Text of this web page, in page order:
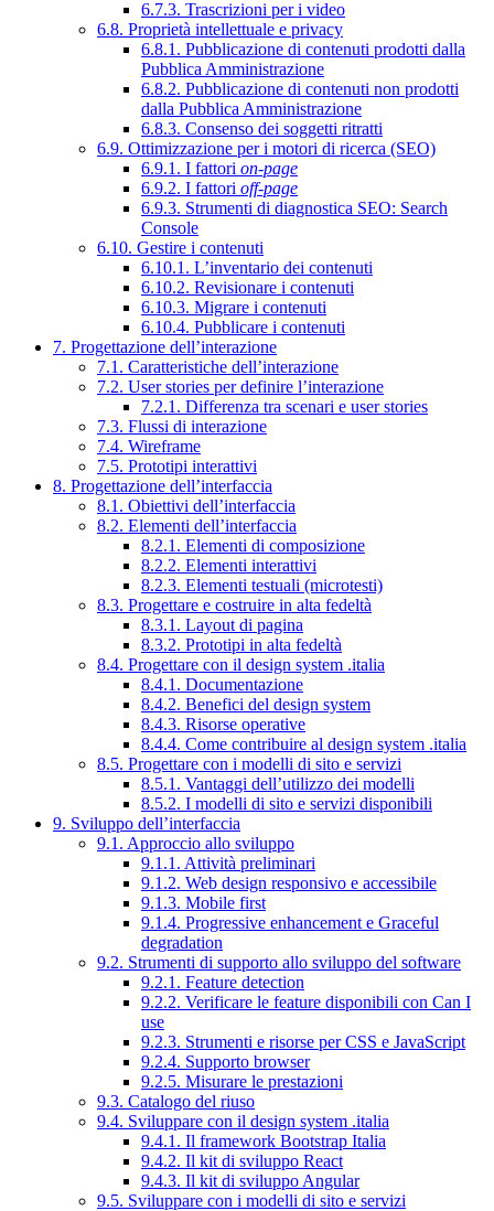
6.7.3. Trascrizioni per i video
6.8. Proprietà intellettuale e privacy
6.8.1. Pubblicazione di contenuti prodotti dalla
Pubblica Amministrazione
6.8.2. Pubblicazione di contenuti non prodotti
dalla Pubblica Amministrazione
6.8.3. Consenso dei soggetti ritratti
6.9. Ottimizzazione per i motori di ricerca (SEO)
6.9.1. I fattori on-page
6.9.2. I fattori off-page
6.9.3. Strumenti di diagnostica SEO: Search
Console
6.10. Gestire i contenuti
6.10.1. L’inventario dei contenuti
6.10.2. Revisionare i contenuti
6.10.3. Migrare i contenuti
6.10.4. Pubblicare i contenuti
7. Progettazione dell’interazione
7.1. Caratteristiche dell’interazione
7.2. User stories per definire l’interazione
7.2.1. Differenza tra scenari e user stories
7.3. Flussi di interazione
7.4. Wireframe
7.5. Prototipi interattivi
8. Progettazione dell’interfaccia
8.1. Obiettivi dell’interfaccia
8.2. Elementi dell’interfaccia
8.2.1. Elementi di composizione
8.2.2. Elementi interattivi
8.2.3. Elementi testuali (microtesti)
8.3. Progettare e costruire in alta fedeltà
8.3.1. Layout di pagina
8.3.2. Prototipi in alta fedeltà
8.4. Progettare con il design system .italia
8.4.1. Documentazione
8.4.2. Benefici del design system
8.4.3. Risorse operative
8.4.4. Come contribuire al design system .italia
8.5. Progettare con i modelli di sito e servizi
8.5.1. Vantaggi dell’utilizzo dei modelli
8.5.2. I modelli di sito e servizi disponibili
9. Sviluppo dell’interfaccia
9.1. Approccio allo sviluppo
9.1.1. Attività preliminari
9.1.2. Web design responsivo e accessibile
9.1.3. Mobile first
9.1.4. Progressive enhancement e Graceful
degradation
9.2. Strumenti di supporto allo sviluppo del software
9.2.1. Feature detection
9.2.2. Verificare le feature disponibili con Can I
use
9.2.3. Strumenti e risorse per CSS e JavaScript
9.2.4. Supporto browser
9.2.5. Misurare le prestazioni
9.3. Catalogo del riuso
9.4. Sviluppare con il design system .italia
9.4.1. Il framework Bootstrap Italia
9.4.2. Il kit di sviluppo React
9.4.3. Il kit di sviluppo Angular
9.5. Sviluppare con i modelli di sito e servizi